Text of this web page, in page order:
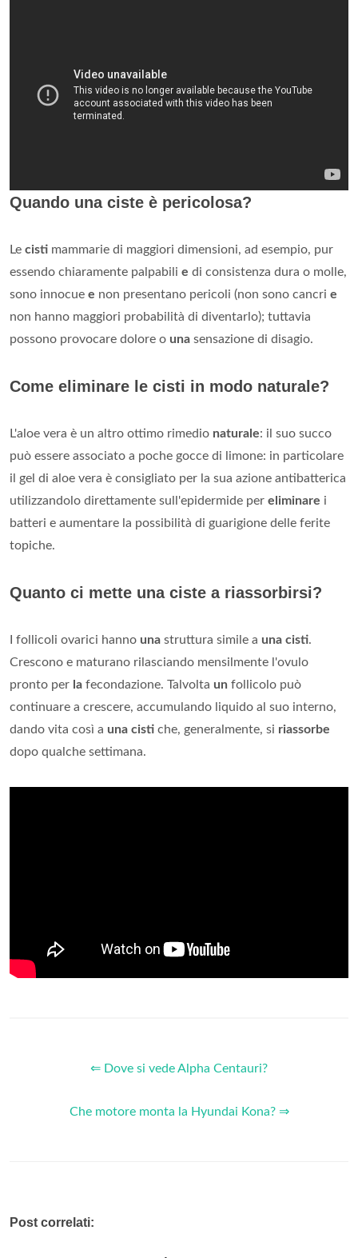
Quando una ciste è pericolosa?
Le cisti mammarie di maggiori dimensioni, ad esempio, pur
essendo chiaramente palpabili e di consistenza dura o molle,
sono innocue e non presentano pericoli (non sono cancri e
non hanno maggiori probabilità di diventarlo); tuttavia
possono provocare dolore o una sensazione di disagio.
Come eliminare le cisti in modo naturale?
L'aloe vera è un altro ottimo rimedio naturale: il suo succo
può essere associato a poche gocce di limone: in particolare
il gel di aloe vera è consigliato per la sua azione antibatterica
utilizzandolo direttamente sull'epidermide per eliminare i
batteri e aumentare la possibilità di guarigione delle ferite
topiche.
Quanto ci mette una ciste a riassorbirsi?
I follicoli ovarici hanno una struttura simile a una cisti.
Crescono e maturano rilasciando mensilmente l'ovulo
pronto per la fecondazione. Talvolta un follicolo può
continuare a crescere, accumulando liquido al suo interno,
dando vita così a una cisti che, generalmente, si riassorbe
dopo qualche settimana.
⇐ Dove si vede Alpha Centauri?
Che motore monta la Hyundai Kona? ⇒
Post correlati: